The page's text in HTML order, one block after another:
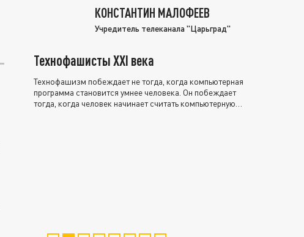
КОНСТАНТИН МАЛОФЕЕВ
Учредитель телеканала "Царьград"
Технофашисты XXI века
Технофашизм побеждает не тогда, когда компьютерная
программа становится умнее человека. Он побеждает
тогда, когда человек начинает считать компьютерную